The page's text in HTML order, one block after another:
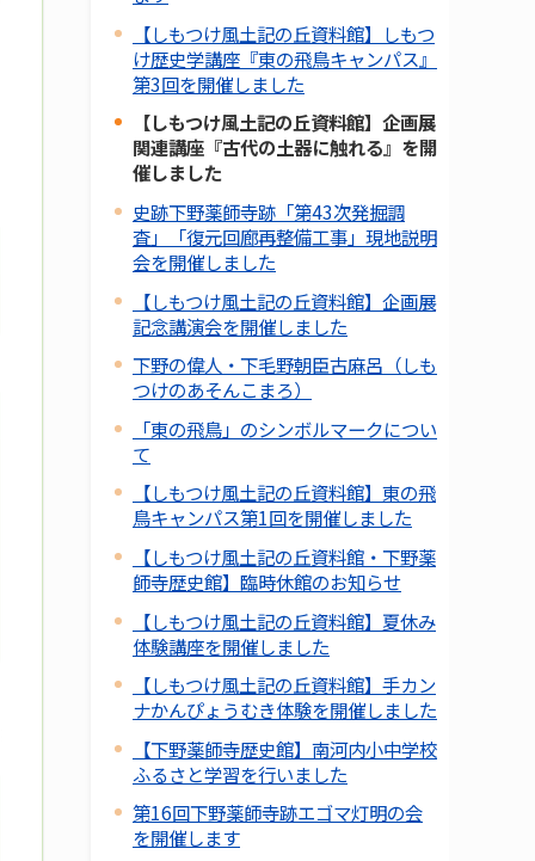
【しもつけ風土記の丘資料館】しもつ
け歴史学講座『東の飛鳥キャンパス』
第3回を開催しました
【しもつけ風土記の丘資料館】企画展
関連講座『古代の土器に触れる』を開
催しました
史跡下野薬師寺跡「第43次発掘調
査」「復元回廊再整備工事」現地説明
会を開催しました
【しもつけ風土記の丘資料館】企画展
記念講演会を開催しました
下野の偉人・下毛野朝臣古麻呂（しも
つけのあそんこまろ）
「東の飛鳥」のシンボルマークについ
て
【しもつけ風土記の丘資料館】東の飛
鳥キャンパス第1回を開催しました
【しもつけ風土記の丘資料館・下野薬
師寺歴史館】臨時休館のお知らせ
【しもつけ風土記の丘資料館】夏休み
体験講座を開催しました
【しもつけ風土記の丘資料館】手カン
ナかんぴょうむき体験を開催しました
【下野薬師寺歴史館】南河内小中学校
ふるさと学習を行いました
第16回下野薬師寺跡エゴマ灯明の会
を開催します